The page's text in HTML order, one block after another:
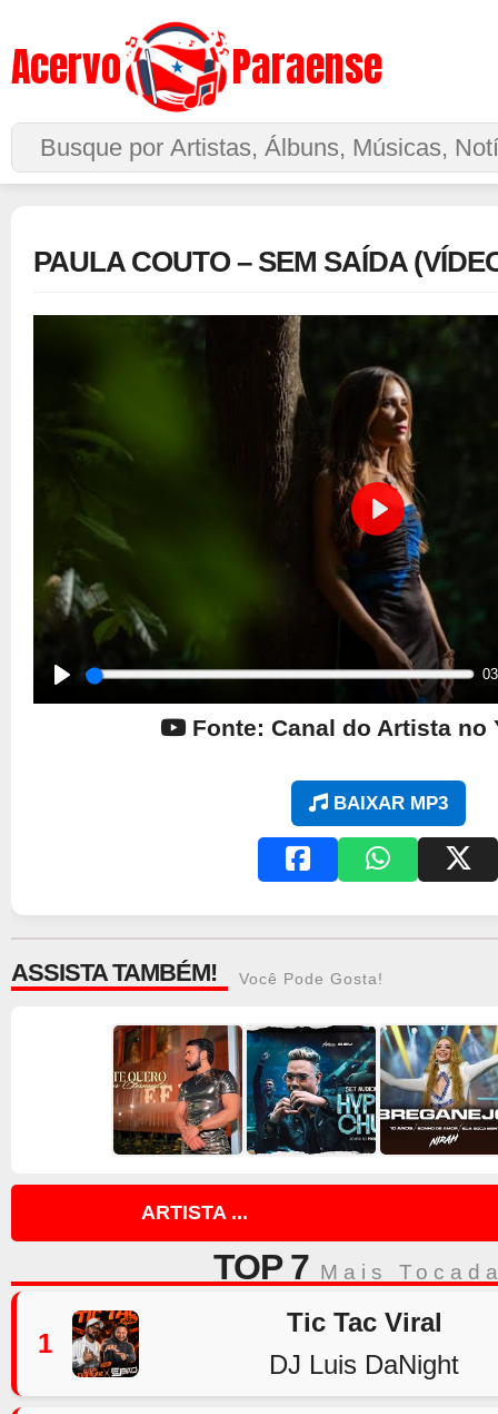
Acervo Paraense
Buscar no Site
PAULA COUTO – SEM SAÍDA
Play
Play
Fonte: Canal do Artista no
BAIXAR MP3
ASSISTA TAMBÉM! Você Pode Gosta!
ARTISTA ...
TOP 7 Mais
1
Tic Tac Viral
DJ Luis DaNight